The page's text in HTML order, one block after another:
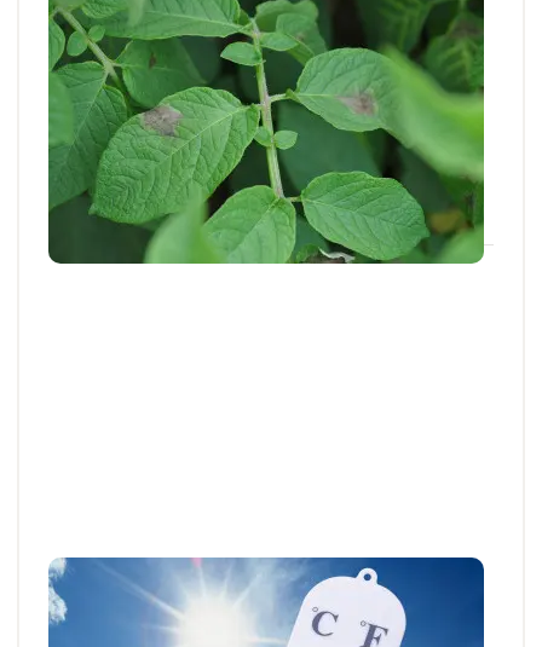
Articles et actus techniques
Pomme de terre : bien appréhender le
risque mildiou
En ce mois de juin, le mildiou reste encore peu
présent dans la plaine, mais les...
18 JUIN 2026
Articles et actus techniques
ANALYSE AGROCLIMATIQUE (2 SUR 4)